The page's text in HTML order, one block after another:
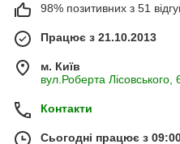
98% позитивних з 51
Працює з 21.10.2013
м. Київ
вул.Роберта Лісовського,
Контакти
Сьогодні працює з